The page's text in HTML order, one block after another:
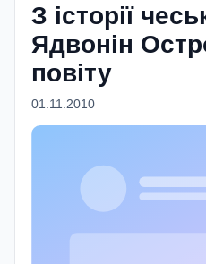
З історії
Ядвонін
повіту
01.11.2010